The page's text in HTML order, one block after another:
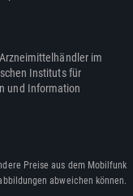
im
Instituts für
und Information
Preise aus dem Mobilfunk
abweichen können.